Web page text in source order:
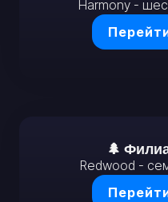
Harmony -
🌲
Redwood -